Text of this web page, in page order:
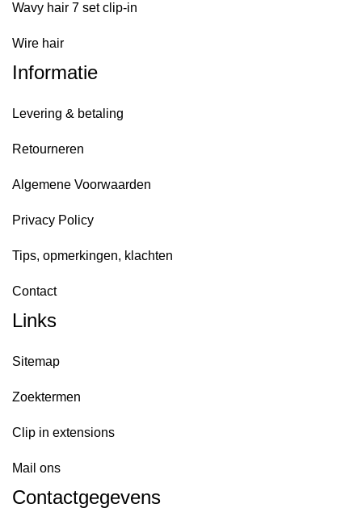
Wavy hair 7 set clip-in
Wire hair
Informatie
Levering & betaling
Retourneren
Algemene Voorwaarden
Privacy Policy
Tips, opmerkingen, klachten
Contact
Links
Sitemap
Zoektermen
Clip in extensions
Mail ons
Contactgegevens